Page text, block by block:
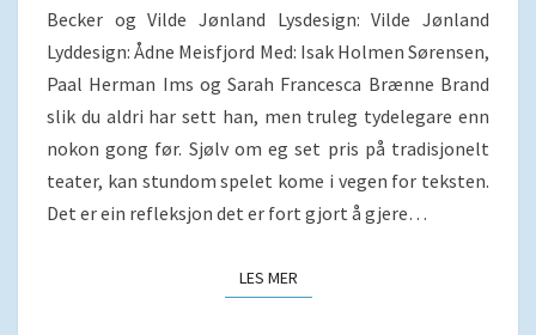
Becker og Vilde Jønland Lysdesign: Vilde Jønland
Lyddesign: Ådne Meisfjord Med: Isak Holmen Sørensen,
Paal Herman Ims og Sarah Francesca Brænne Brand
slik du aldri har sett han, men truleg tydelegare enn
nokon gong før. Sjølv om eg set pris på tradisjonelt
teater, kan stundom spelet kome i vegen for teksten.
Det er ein refleksjon det er fort gjort å gjere…
LES MERLES MER